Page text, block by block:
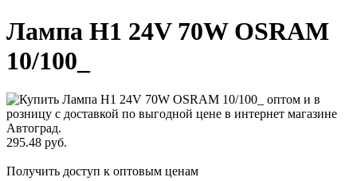
Лампа H1 24V 70W OSRAM
10/100_
295.48 руб.
Получить доступ к оптовым ценам